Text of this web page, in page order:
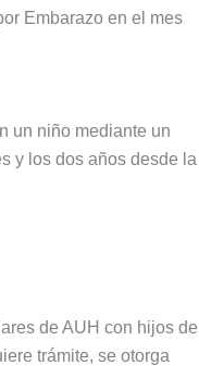
Embarazo en el mes
un niño mediante un
y los dos años desde la
de AUH con hijos de
trámite, se otorga